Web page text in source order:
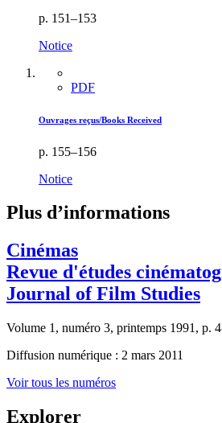
p. 151–153
Notice
PDF
Ouvrages reçus/Books Received
p. 155–156
Notice
Plus d’informations
Cinémas
Revue d'études
Journal of Film Studies
Volume 1, numéro 3, printemps 1991, p.
Diffusion numérique : 2 mars 2011
Voir tous les numéros
Explorer